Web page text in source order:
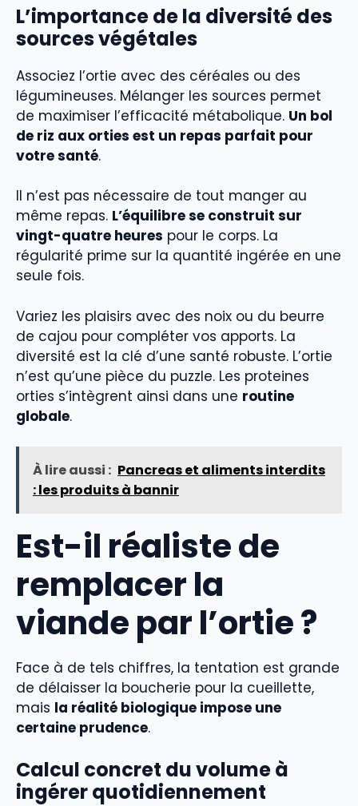
L’importance de la diversité des
sources végétales
Associez l’ortie avec des céréales ou des
légumineuses. Mélanger les sources permet
de maximiser l’efficacité métabolique. Un bol
de riz aux orties est un repas parfait pour
votre santé.
Il n’est pas nécessaire de tout manger au
même repas. L’équilibre se construit sur
vingt-quatre heures pour le corps. La
régularité prime sur la quantité ingérée en une
seule fois.
Variez les plaisirs avec des noix ou du beurre
de cajou pour compléter vos apports. La
diversité est la clé d’une santé robuste. L’ortie
n’est qu’une pièce du puzzle. Les proteines
orties s’intègrent ainsi dans une routine
globale.
À lire aussi : Pancreas et aliments interdits
: les produits à bannir
Est-il réaliste de
remplacer la
viande par l’ortie ?
Face à de tels chiffres, la tentation est grande
de délaisser la boucherie pour la cueillette,
mais la réalité biologique impose une
certaine prudence.
Calcul concret du volume à
ingérer quotidiennement